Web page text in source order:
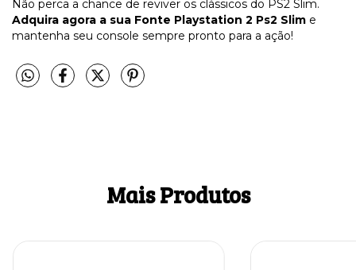
Não perca a chance de reviver os clássicos do PS2 Slim.
Adquira agora a sua Fonte Playstation 2 Ps2 Slim e
mantenha seu console sempre pronto para a ação!
Mais Produtos